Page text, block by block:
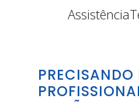
Assistência
PRECISANDO